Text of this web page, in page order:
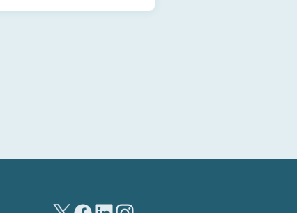
(new tab)(new tab)(new tab)